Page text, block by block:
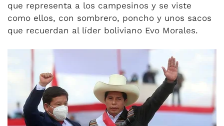
que representa a los campesinos y se viste
como ellos, con sombrero, poncho y unos sacos
que recuerdan al líder boliviano Evo Morales.